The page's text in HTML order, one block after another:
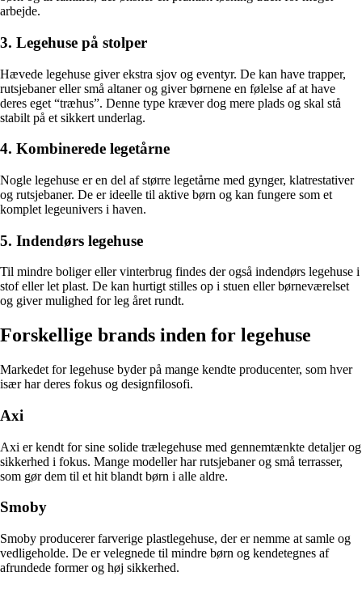
arbejde.
3. Legehuse på stolper
Hævede legehuse giver ekstra sjov og eventyr. De kan have trapper,
rutsjebaner eller små altaner og giver børnene en følelse af at have
deres eget “træhus”. Denne type kræver dog mere plads og skal stå
stabilt på et sikkert underlag.
4. Kombinerede legetårne
Nogle legehuse er en del af større legetårne med gynger, klatrestativer
og rutsjebaner. De er ideelle til aktive børn og kan fungere som et
komplet legeunivers i haven.
5. Indendørs legehuse
Til mindre boliger eller vinterbrug findes der også indendørs legehuse i
stof eller let plast. De kan hurtigt stilles op i stuen eller børneværelset
og giver mulighed for leg året rundt.
Forskellige brands inden for legehuse
Markedet for legehuse byder på mange kendte producenter, som hver
især har deres fokus og designfilosofi.
Axi
Axi er kendt for sine solide trælegehuse med gennemtænkte detaljer og
sikkerhed i fokus. Mange modeller har rutsjebaner og små terrasser,
som gør dem til et hit blandt børn i alle aldre.
Smoby
Smoby producerer farverige plastlegehuse, der er nemme at samle og
vedligeholde. De er velegnede til mindre børn og kendetegnes af
afrundede former og høj sikkerhed.